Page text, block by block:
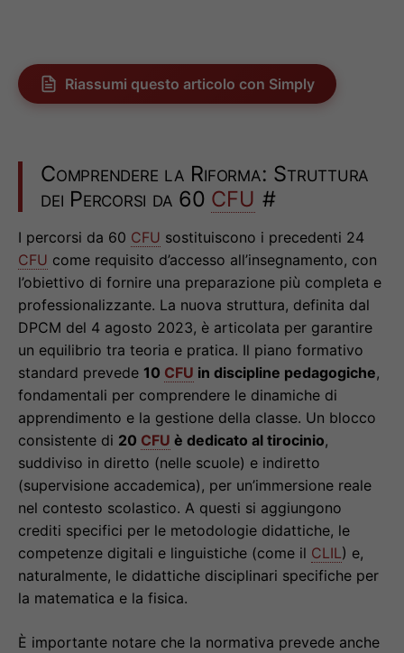
Riassumi questo articolo con Simply
Comprendere la Riforma: Struttura
dei Percorsi da 60 CFU #
I percorsi da 60 CFU sostituiscono i precedenti 24
CFU come requisito d’accesso all’insegnamento, con
l’obiettivo di fornire una preparazione più completa e
professionalizzante. La nuova struttura, definita dal
DPCM del 4 agosto 2023, è articolata per garantire
un equilibrio tra teoria e pratica. Il piano formativo
standard prevede 10 CFU in discipline pedagogiche,
fondamentali per comprendere le dinamiche di
apprendimento e la gestione della classe. Un blocco
consistente di 20 CFU è dedicato al tirocinio,
suddiviso in diretto (nelle scuole) e indiretto
(supervisione accademica), per un’immersione reale
nel contesto scolastico. A questi si aggiungono
crediti specifici per le metodologie didattiche, le
competenze digitali e linguistiche (come il CLIL) e,
naturalmente, le didattiche disciplinari specifiche per
la matematica e la fisica.
È importante notare che la normativa prevede anche